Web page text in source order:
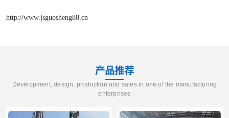
http://www.jsguosheng88.cn
产品推荐
Development, design, production and sales in one of the manufacturing
enterprises